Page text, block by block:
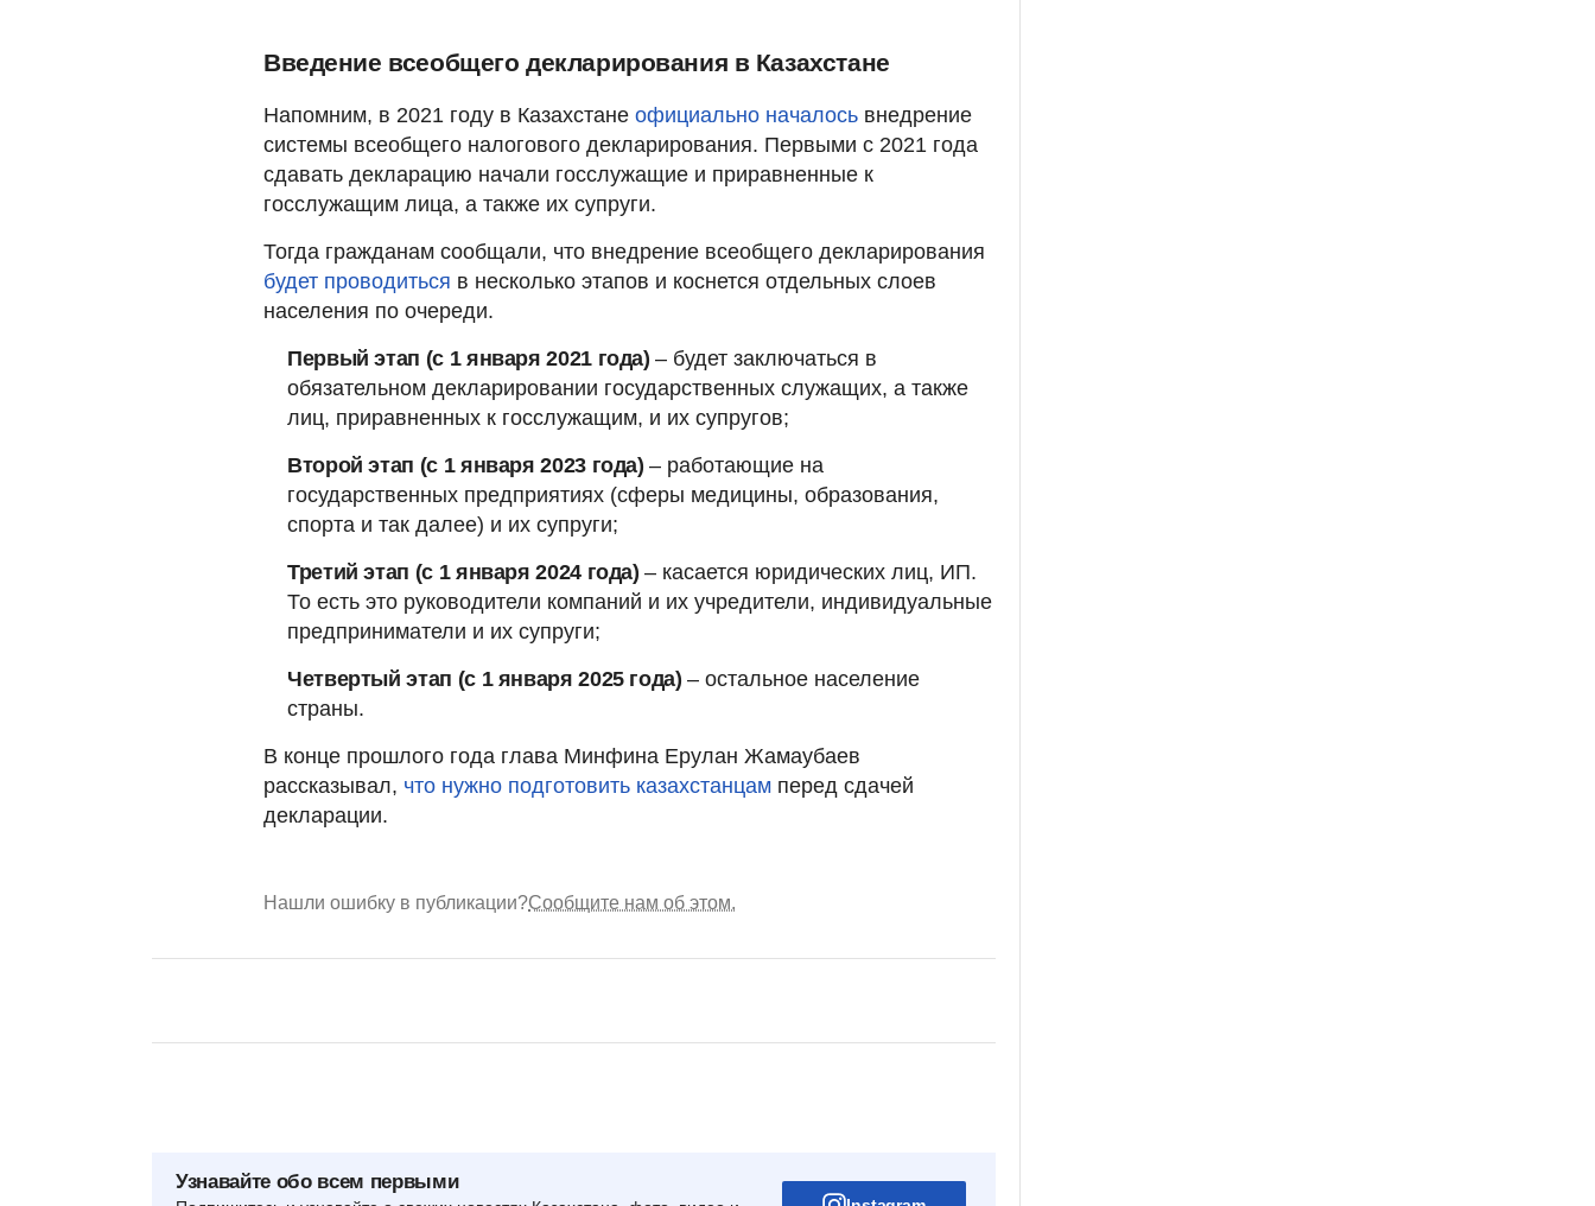
Введение всеобщего декларирования в Казахстане
Напомним, в 2021 году в Казахстане официально началось внедрение
системы всеобщего налогового декларирования. Первыми с 2021 года
сдавать декларацию начали госслужащие и приравненные к
госслужащим лица, а также их супруги.
Тогда гражданам сообщали, что внедрение всеобщего декларирования
будет проводиться в несколько этапов и коснется отдельных слоев
населения по очереди.
Первый этап (с 1 января 2021 года)– будет заключаться в
обязательном декларировании государственных служащих, а также
лиц, приравненных к госслужащим, и их супругов;
Второй этап (с 1 января 2023 года)– работающие на
государственных предприятиях (сферы медицины, образования,
спорта и так далее) и их супруги;
Третий этап (с 1 января 2024 года)– касается юридических лиц, ИП.
То есть это руководители компаний и их учредители, индивидуальные
предприниматели и их супруги;
Четвертый этап (с 1 января 2025 года)– остальное население
страны.
В конце прошлого года глава Минфина Ерулан Жамаубаев
рассказывал, что нужно подготовить казахстанцам перед сдачей
декларации.
Нашли ошибку в публикации?Сообщите нам об этом.
Узнавайте обо всем первыми